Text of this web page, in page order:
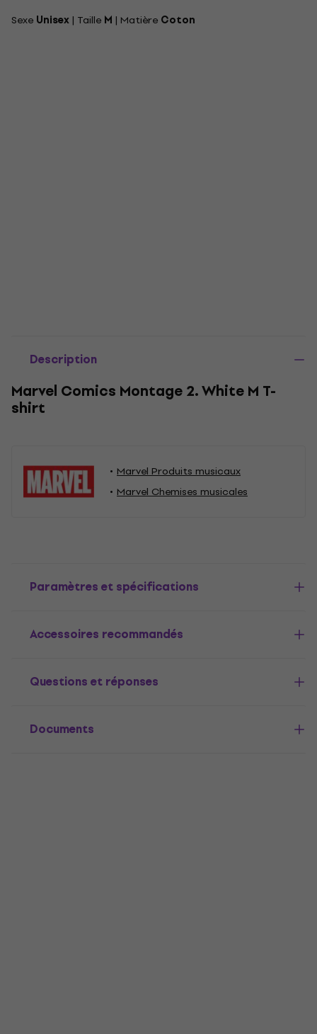
Sexe Unisex | Taille M | Matière Coton
Description
Marvel Comics Montage 2. White M T-
shirt
Marvel Produits musicaux
Marvel Chemises musicales
Paramètres et spécifications
Accessoires recommandés
Questions et réponses
Documents